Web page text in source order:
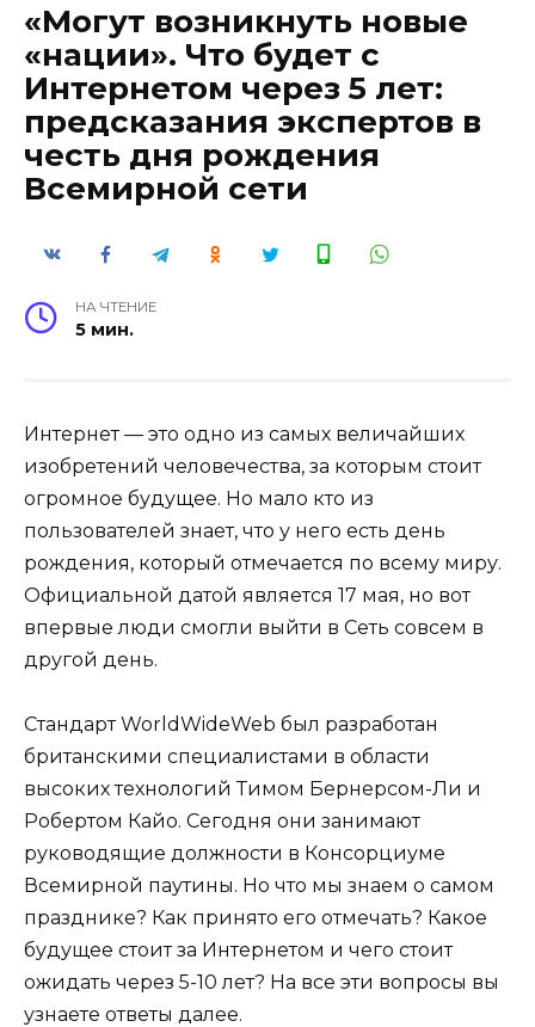
«Могут возникнуть новые
«нации». Что будет с
Интернетом через 5 лет:
предсказания экспертов в
честь дня рождения
Всемирной сети
НА ЧТЕНИЕ
5 мин.
Интернет — это одно из самых величайших
изобретений человечества, за которым стоит
огромное будущее. Но мало кто из
пользователей знает, что у него есть день
рождения, который отмечается по всему миру.
Официальной датой является 17 мая, но вот
впервые люди смогли выйти в Сеть совсем в
другой день.
Стандарт WorldWideWeb был разработан
британскими специалистами в области
высоких технологий Тимом Бернерсом-Ли и
Робертом Кайо. Сегодня они занимают
руководящие должности в Консорциуме
Всемирной паутины. Но что мы знаем о самом
празднике? Как принято его отмечать? Какое
будущее стоит за Интернетом и чего стоит
ожидать через 5-10 лет? На все эти вопросы вы
узнаете ответы далее.